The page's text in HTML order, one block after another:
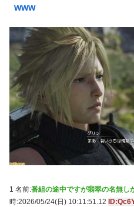
www
1 名前:番組の途中ですが翡翠の名無し
時:2026/05/24(日) 10:11:51.12